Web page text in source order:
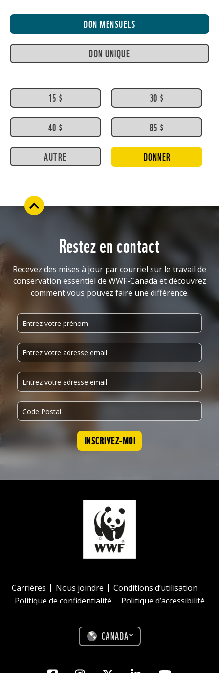
DON MENSUELS
DON UNIQUE
15 $ 30 $
40 $ 85 $
AUTRE DONNER
Restez en contact
Recevez des mises à jour par courriel sur le travail de
conservation essentiel de WWF-Canada et découvrez
comment vous pouvez faire une différence.
INSCRIVEZ-MOI
Carrières Nous joindre
Conditions d’utilisation
Politique de confidentialité
Politique d’accessibilité
CANADA